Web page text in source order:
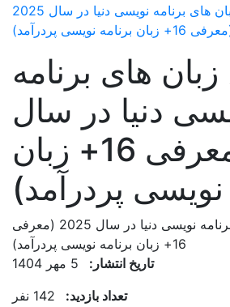
بهترین زبان های برنامه نویسی دنیا در سال 2025
های برنامه
در سال
2025 (معرفی 16+ زبان
پردرآمد)
تاریخ انتشار:
5 مهر 1404
تعداد بازدید:
142 نفر